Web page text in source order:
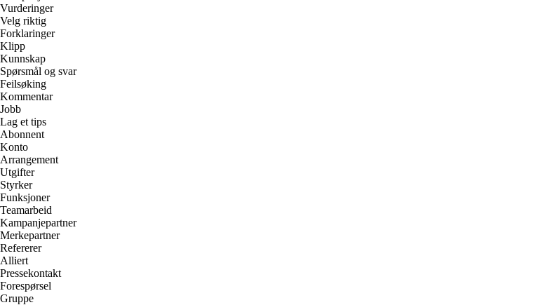
Vurderinger
Velg riktig
Forklaringer
Klipp
Kunnskap
Spørsmål og svar
Feilsøking
Kommentar
Jobb
Lag et tips
Abonnent
Konto
Arrangement
Utgifter
Styrker
Funksjoner
Teamarbeid
Kampanjepartner
Merkepartner
Refererer
Alliert
Pressekontakt
Forespørsel
Gruppe